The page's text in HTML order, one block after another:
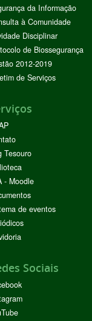
da Informação
à Comunidade
Disciplinar
de Biossegurança
2012-2019
de Serviços
Tesouro
- Moodle
de eventos
Sociais